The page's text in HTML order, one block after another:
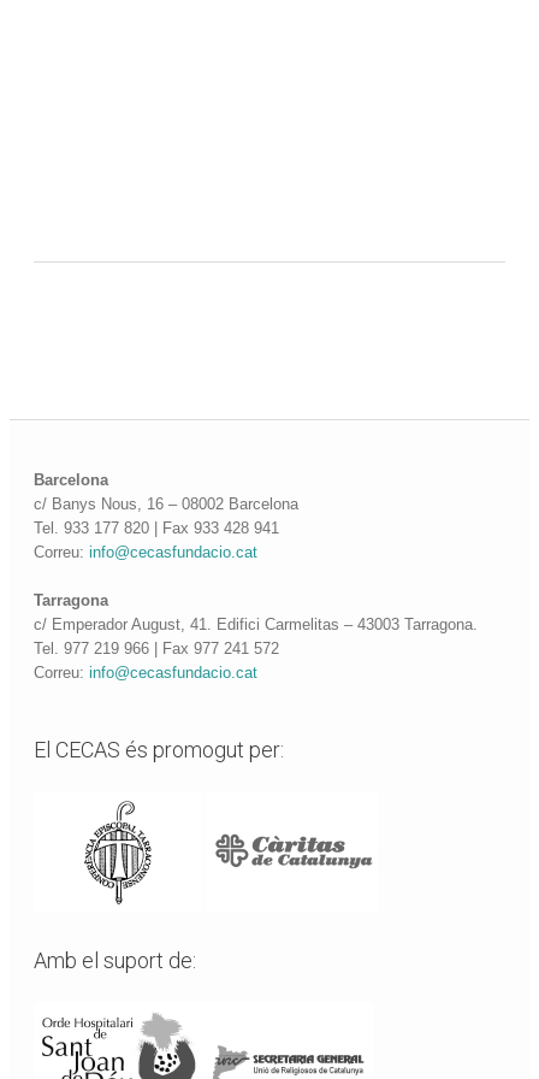
Barcelona
c/ Banys Nous, 16 – 08002 Barcelona
Tel. 933 177 820 | Fax 933 428 941
Correu:info@cecasfundacio.cat
Tarragona
c/ Emperador August, 41. Edifici Carmelitas – 43003 Tarragona.
Tel. 977 219 966 | Fax 977 241 572
Correu:info@cecasfundacio.cat
El CECAS és promogut per:
Amb el suport de: